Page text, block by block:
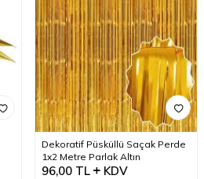
Dekoratif Püsküllü Saçak Perde
1x2 Metre Parlak Altın
96,00 TL KDV